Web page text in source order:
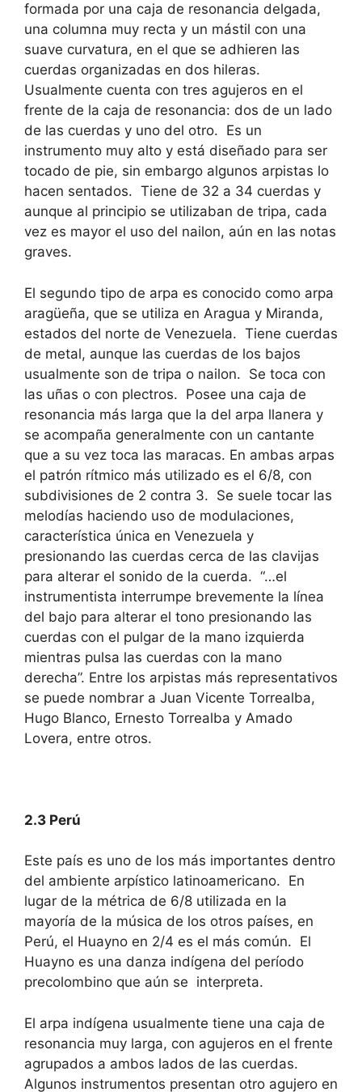
formada por una caja de resonancia delgada,
una columna muy recta y un mástil con una
suave curvatura, en el que se adhieren las
cuerdas organizadas en dos hileras.
Usualmente cuenta con tres agujeros en el
frente de la caja de resonancia: dos de un lado
de las cuerdas y uno del otro. Es un
instrumento muy alto y está diseñado para ser
tocado de pie, sin embargo algunos arpistas lo
hacen sentados. Tiene de 32 a 34 cuerdas y
aunque al principio se utilizaban de tripa, cada
vez es mayor el uso del nailon, aún en las notas
graves.
El segundo tipo de arpa es conocido como arpa
aragüeña, que se utiliza en Aragua y Miranda,
estados del norte de Venezuela. Tiene cuerdas
de metal, aunque las cuerdas de los bajos
usualmente son de tripa o nailon. Se toca con
las uñas o con plectros. Posee una caja de
resonancia más larga que la del arpa llanera y
se acompaña generalmente con un cantante
que a su vez toca las maracas. En ambas arpas
el patrón rítmico más utilizado es el 6/8, con
subdivisiones de 2 contra 3. Se suele tocar las
melodías haciendo uso de modulaciones,
característica única en Venezuela y
presionando las cuerdas cerca de las clavijas
para alterar el sonido de la cuerda. “…el
instrumentista interrumpe brevemente la línea
del bajo para alterar el tono presionando las
cuerdas con el pulgar de la mano izquierda
mientras pulsa las cuerdas con la mano
derecha”. Entre los arpistas más representativos
se puede nombrar a Juan Vicente Torrealba,
Hugo Blanco, Ernesto Torrealba y Amado
Lovera, entre otros.
2.3 Perú
Este país es uno de los más importantes dentro
del ambiente arpístico latinoamericano. En
lugar de la métrica de 6/8 utilizada en la
mayoría de la música de los otros países, en
Perú, el Huayno en 2/4 es el más común. El
Huayno es una danza indígena del período
precolombino que aún se interpreta.
El arpa indígena usualmente tiene una caja de
resonancia muy larga, con agujeros en el frente
agrupados a ambos lados de las cuerdas.
Algunos instrumentos presentan otro agujero en